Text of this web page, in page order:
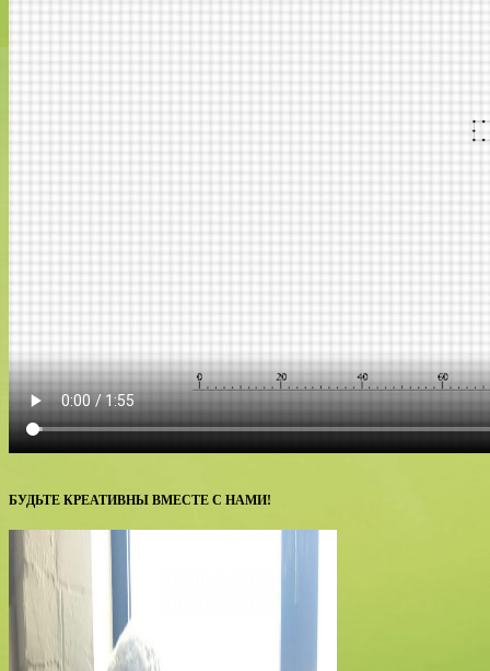
БУДЬТЕ КРЕАТИВНЫ ВМЕСТЕ С НАМИ!